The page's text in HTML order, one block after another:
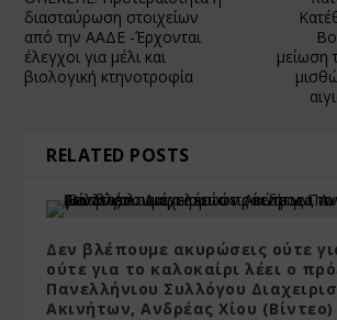
διασταύρωση στοιχείων
από την ΑΑΔΕ -Έρχονται
έλεγχοι για μέλι και
βιολογική κτηνοτροφία
μείωση
RELATED POSTS
Δεν βλέπουμε ακυρώσεις ούτε
ούτε για το καλοκαίρι λέει ο
Πανελλήνιου Συλλόγου
Ακινήτων, Ανδρέας Χίου (Βίντεο)